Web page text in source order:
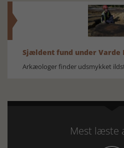
Sjældent fund under Varde
Arkæologer finder udsmykket
Mest læste